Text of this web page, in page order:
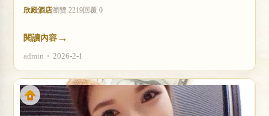
欣殿酒店瀏覽 2219回覆 0
閱讀內容 →
admin • 2026-2-1